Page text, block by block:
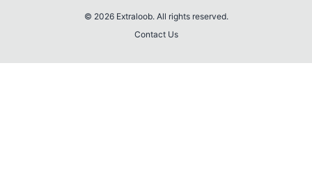
© 2026 Extraloob. All rights reserved.
Contact Us